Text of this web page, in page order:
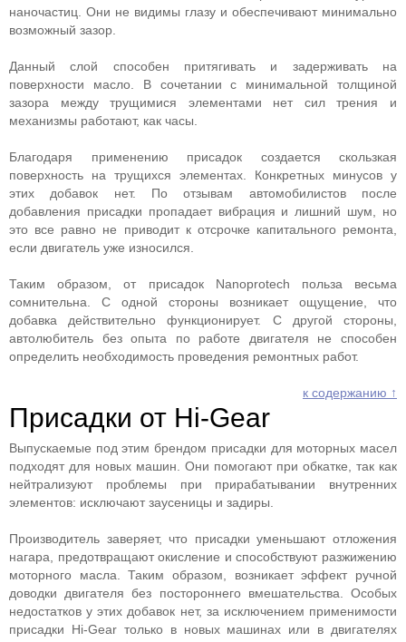
наночастиц. Они не видимы глазу и обеспечивают минимально
возможный зазор.
Данный слой способен притягивать и задерживать на
поверхности масло. В сочетании с минимальной толщиной
зазора между трущимися элементами нет сил трения и
механизмы работают, как часы.
Благодаря применению присадок создается скользкая
поверхность на трущихся элементах. Конкретных минусов у
этих добавок нет. По отзывам автомобилистов после
добавления присадки пропадает вибрация и лишний шум, но
это все равно не приводит к отсрочке капитального ремонта,
если двигатель уже износился.
Таким образом, от присадок Nanoprotech польза весьма
сомнительна. С одной стороны возникает ощущение, что
добавка действительно функционирует. С другой стороны,
автолюбитель без опыта по работе двигателя не способен
определить необходимость проведения ремонтных работ.
к содержанию ↑
Присадки от Hi-Gear
Выпускаемые под этим брендом присадки для моторных масел
подходят для новых машин. Они помогают при обкатке, так как
нейтрализуют проблемы при прирабатывании внутренних
элементов: исключают заусеницы и задиры.
Производитель заверяет, что присадки уменьшают отложения
нагара, предотвращают окисление и способствуют разжижению
моторного масла. Таким образом, возникает эффект ручной
доводки двигателя без постороннего вмешательства. Особых
недостатков у этих добавок нет, за исключением применимости
присадки Hi-Gear только в новых машинах или в двигателях